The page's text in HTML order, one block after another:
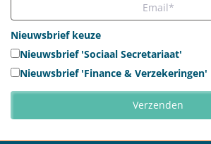
Nieuwsbrief keuze
Nieuwsbrief 'Sociaal Secretariaat'
Nieuwsbrief 'Finance & Verzekeringen'